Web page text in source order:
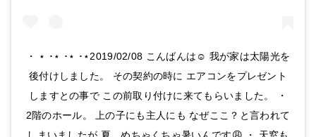
・ ‎⋆ ･‎⋆ ･‎⋆ ･‎⋆2019/02/08 こんばんは☺︎ 我が家は太陽光を
後付けしました。 その契約の時に エアコンをプレゼント
しますとの事で この前取り付けに来てもらいました。 ・
2階のホール。 上の子にも主人にも なぜここ？と言われて